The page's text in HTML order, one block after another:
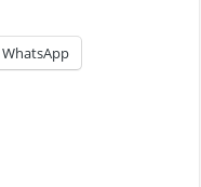
WhatsApp